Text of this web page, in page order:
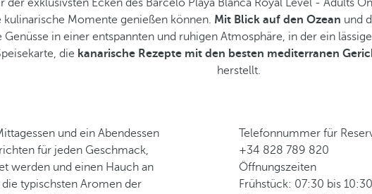
der exklusivsten Ecken des Barceló Playa Blanca Royal Level - Adults
kulinarische Momente genießen können. Mit Blick auf den Ozean und
in einer entspannten und ruhigen Atmosphäre, in der ein
die kanarische Rezepte mit den besten mediterranen
herstellt.
und ein Abendessen
für jeden Geschmack,
werden und einen Hauch an
typischsten Aromen der
Telefonnummer für
+34 828 789 820
Öffnungszeiten
Frühstück: 07:30 bis